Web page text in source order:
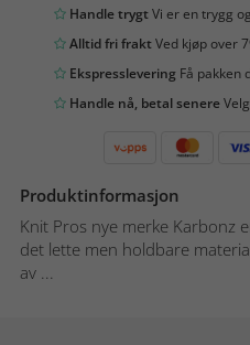
Handle trygtVi er en trygg
Alltid fri fraktVed kjøp over
Ekspresslevering Få pakken
Handle nå, betal senere
Produktinformasjon
Knit Pros nye merke Karbonz
det lette men holdbare
av ...